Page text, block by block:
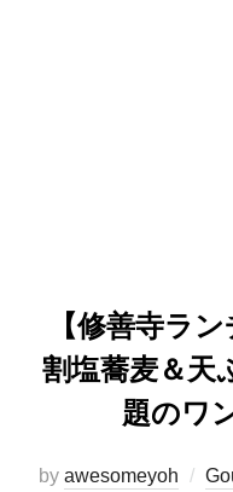
【修善寺ラ
割塩蕎麦＆天
題のワ
by awesomeyoh